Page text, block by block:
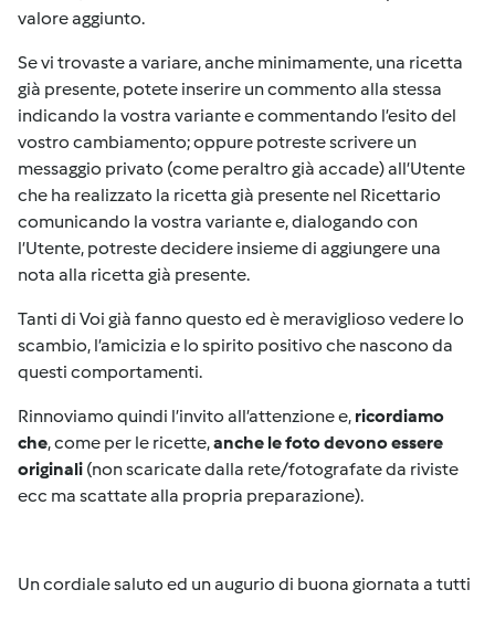
valore aggiunto.
Se vi trovaste a variare, anche minimamente, una ricetta
già presente, potete inserire un commento alla stessa
indicando la vostra variante e commentando l’esito del
vostro cambiamento; oppure potreste scrivere un
messaggio privato (come peraltro già accade) all’Utente
che ha realizzato la ricetta già presente nel Ricettario
comunicando la vostra variante e, dialogando con
l’Utente, potreste decidere insieme di aggiungere una
nota alla ricetta già presente.
Tanti di Voi già fanno questo ed è meraviglioso vedere lo
scambio, l’amicizia e lo spirito positivo che nascono da
questi comportamenti.
Rinnoviamo quindi l’invito all’attenzione e, ricordiamo
che, come per le ricette,anche le foto devono essere
originali (non scaricate dalla rete/fotografate da riviste
ecc ma scattate alla propria preparazione).
Un cordiale saluto ed un augurio di buona giornata a tutti